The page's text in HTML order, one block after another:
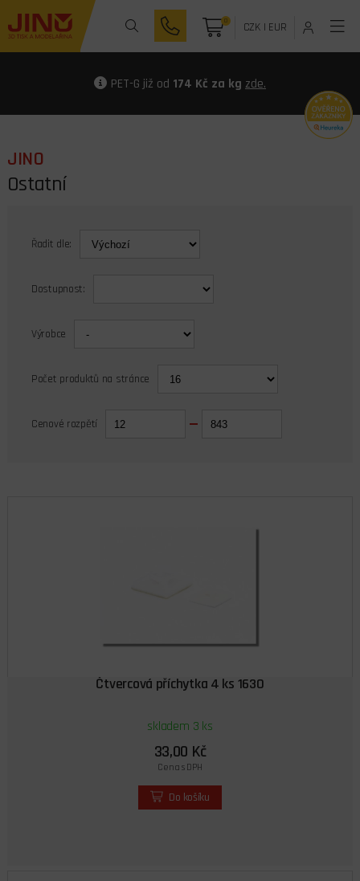
0 CZK| EUR
PET-G již od 174 Kč za kg zde.
JINO
Ostatní
Řadit dle:
Dostupnost:
Výrobce
Počet produktů na stránce
Cenové rozpětí
Čtvercová příchytka 4 ks 1630
skladem 3 ks
33,00 Kč
Cena s DPH
Do košíku